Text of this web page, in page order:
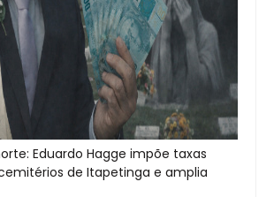
Eduardo Hagge impõe taxas
de Itapetinga e amplia